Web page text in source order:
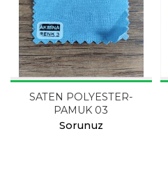
SATEN POLYESTER-
PAMUK 03
Sorunuz